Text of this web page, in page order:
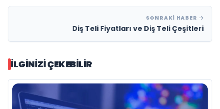
SONRAKI HABER
Diş Teli Fiyatları ve Diş Teli Çeşitleri
İLGINIZI ÇEKEBILIR